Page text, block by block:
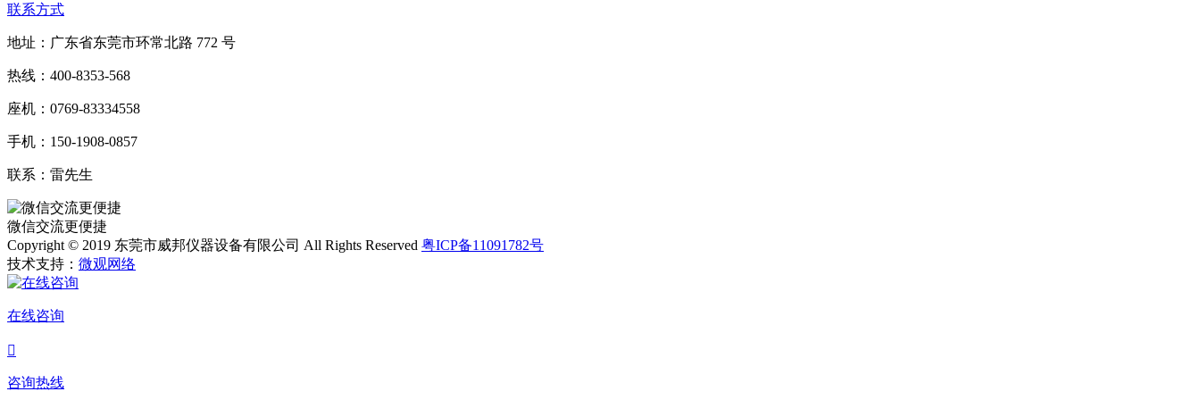
联系方式
地址：广东省东莞市环常北路 772 号
热线：400-8353-568
座机：0769-83334558
手机：150-1908-0857
联系：雷先生
微信交流更便捷
Copyright © 2019 东莞市威邦仪器设备有限公司 All Rights Reserved 粤ICP备11091782号
技术支持： 微观网络
在线咨询

咨询热线